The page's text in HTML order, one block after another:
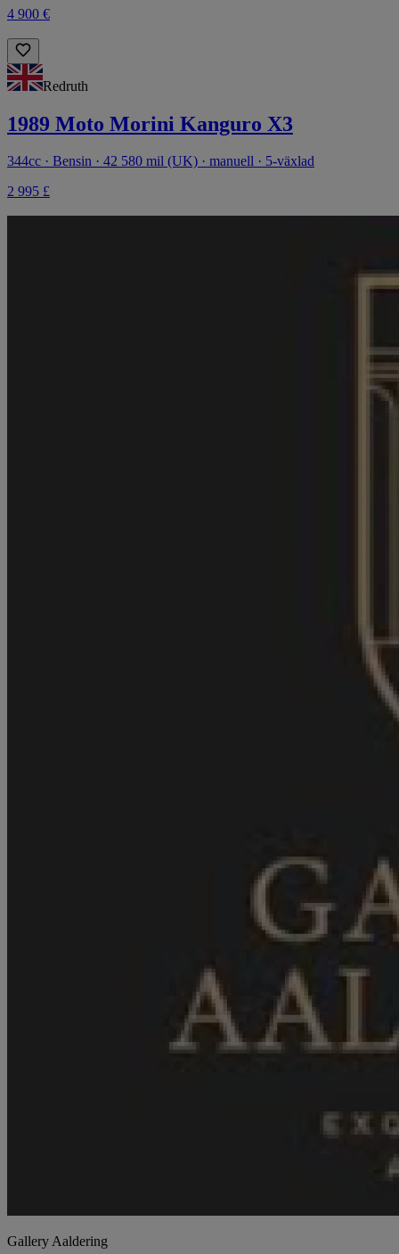
4 900 €
Redruth
1989 Moto Morini Kanguro X3
344cc · Bensin · 42 580 mil (UK) · manuell · 5-växlad
2 995 £
Gallery Aaldering